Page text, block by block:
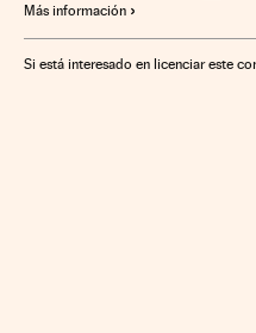
Más información
Si está interesado en licenciar este